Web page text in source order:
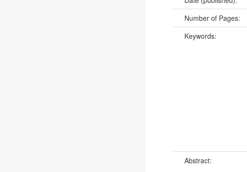
Number of Pages:
Keywords:
Abstract: